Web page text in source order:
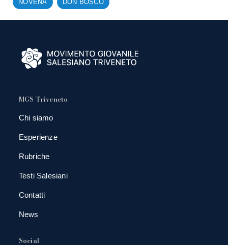
NOVENA DON BOSCO
MGS Triveneto
Chi siamo
Esperienze
Rubriche
Testi Salesiani
Contatti
News
Social